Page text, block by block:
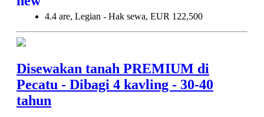
4.4 are, Legian - Hak sewa, EUR 122,500
Disewakan tanah PREMIUM di
Pecatu - Dibagi 4 kavling - 30-40
tahun